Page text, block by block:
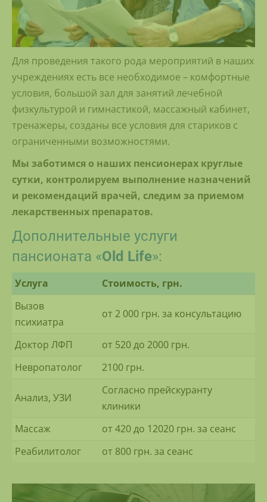
Для проведения такого рода мероприятий в наших
учреждениях есть все необходимое – комфортные
условия, большой зал для занятий лечебной
физкультурой и гимнастикой, массажный кабинет,
тренажеры, созданы все условия для стариков с
ограниченными возможностями.
Мы заботимся о наших пенсионерах круглые
сутки, контролируем выполнение назначений
и рекомендаций врачей, следим за приемом
лекарственных препаратов.
Дополнительные услуги
пансионата «Old Life»:
Услуга
Стоимость, грн.
Вызов
психиатра
от 2 000 грн. за консультацию
Доктор ЛФП
от 520 до 2000 грн.
Невропатолог
2100 грн.
Анализ, УЗИ
Согласно прейскуранту
клиники
Массаж
от 420 до 12020 грн. за сеанс
Реабилитолог
от 800 грн. за сеанс